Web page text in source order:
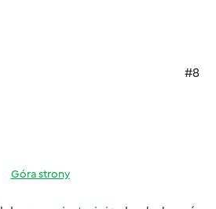
#8
Góra strony